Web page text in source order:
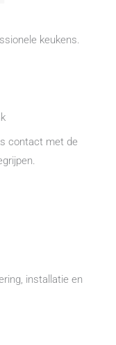
keukens.
contact met de
installatie en